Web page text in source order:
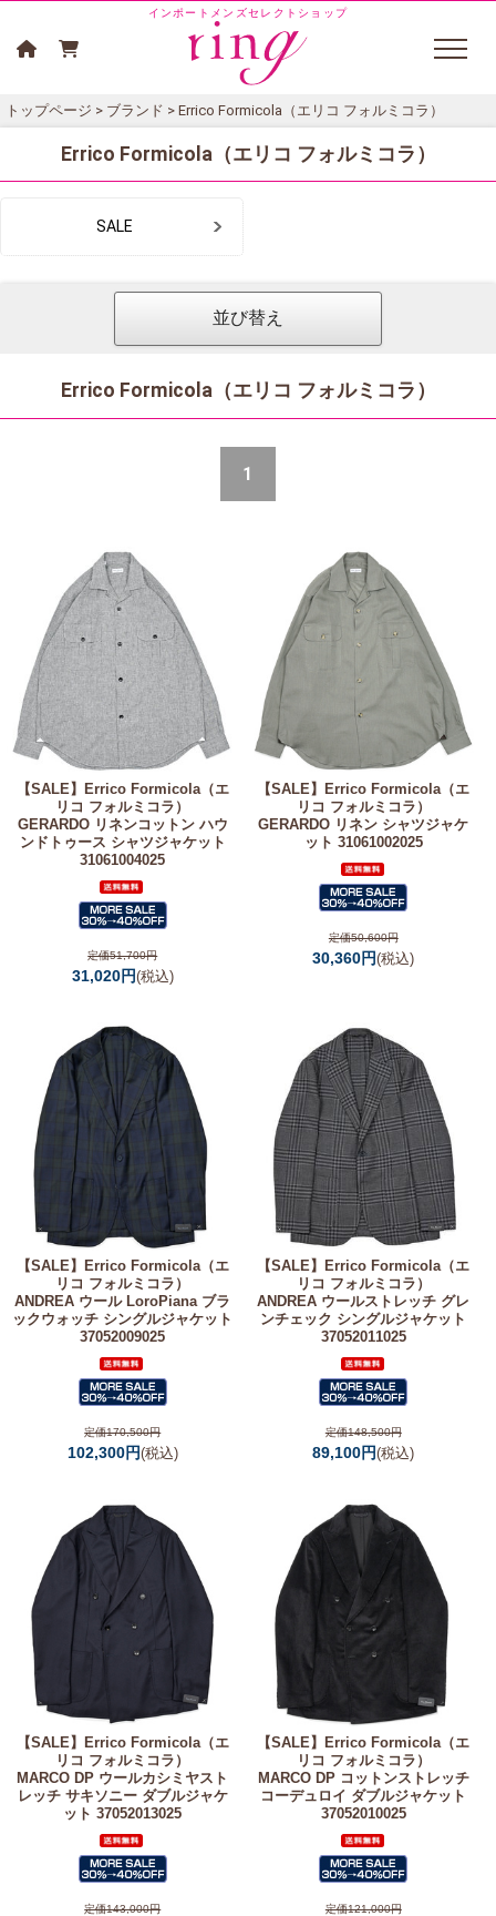
インポートメンズセレクトショップ
トップページ > ブランド > Errico Formicola（エリコ フォルミコラ）
Errico Formicola（エリコ フォルミコラ）
SALE
並び替え
Errico Formicola（エリコ フォルミコラ）
1
【SALE】
Errico Formicola（エ
リコ フォルミコラ）
GERARDO リネンコットン ハウ
ンドトゥース シャツジャケット
31061004025
定価51,700円
31,020円(税込)
【SALE】
Errico Formicola（エ
リコ フォルミコラ）
GERARDO リネン シャツジャケ
ット 31061002025
定価50,600円
30,360円(税込)
【SALE】
Errico Formicola（エ
リコ フォルミコラ）
ANDREA ウール LoroPiana ブラ
ックウォッチ シングルジャケット
37052009025
定価170,500円
102,300円(税込)
【SALE】
Errico Formicola（エ
リコ フォルミコラ）
ANDREA ウールストレッチ グレ
ンチェック シングルジャケット
37052011025
定価148,500円
89,100円(税込)
【SALE】 Errico Formicola（エ
リコ フォルミコラ）
MARCO DP ウールカシミヤスト
レッチ サキソニー ダブルジャケ
ット 37052013025
定価143,000円
【SALE】Errico Formicola（エ
リコ フォルミコラ）
MARCO DP コットンストレッチ
コーデュロイ ダブルジャケット
37052010025
定価121,000円